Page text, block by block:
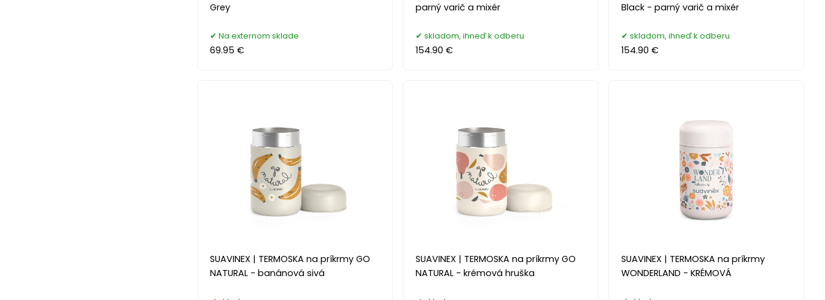
Grey
Na externom sklade
69.95 €
parný varič a mixér
skladom, ihneď k odberu
154.90 €
Black - parný varič a mixér
skladom, ihneď k odberu
154.90 €
SUAVINEX | TERMOSKA na príkrmy GO
NATURAL - banánová sivá
SUAVINEX | TERMOSKA na príkrmy GO
NATURAL - krémová hruška
SUAVINEX | TERMOSKA na príkrmy
WONDERLAND - KRÉMOVÁ